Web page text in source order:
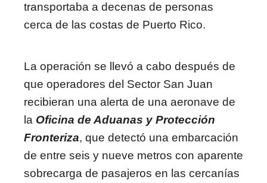
transportaba a decenas de personas
cerca de las costas de Puerto Rico.
La operación se llevó a cabo después de
que operadores del Sector San Juan
recibieran una alerta de una aeronave de
la Oficina de Aduanas y Protección
Fronteriza, que detectó una embarcación
de entre seis y nueve metros con aparente
sobrecarga de pasajeros en las cercanías